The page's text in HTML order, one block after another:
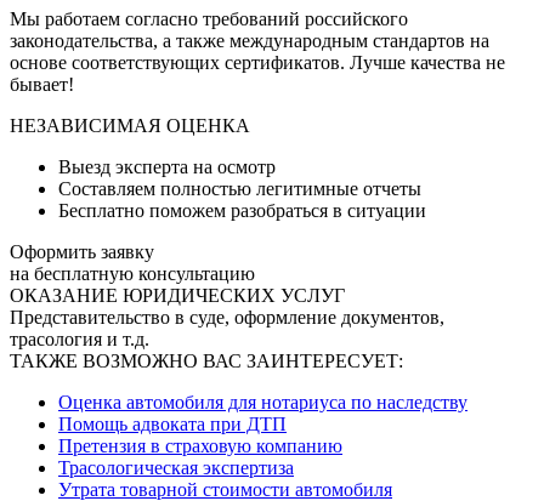
Мы работаем согласно требований российского
законодательства, а также международным стандартов на
основе соответствующих сертификатов. Лучше качества не
бывает!
НЕЗАВИСИМАЯ ОЦЕНКА
Выезд эксперта на осмотр
Составляем полностью легитимные отчеты
Бесплатно поможем разобраться в ситуации
Оформить заявку
на бесплатную консультацию
ОКАЗАНИЕ ЮРИДИЧЕСКИХ УСЛУГ
Представительство в суде, оформление документов,
трасология и т.д.
ТАКЖЕ ВОЗМОЖНО ВАС ЗАИНТЕРЕСУЕТ:
Оценка автомобиля для нотариуса по наследству
Помощь адвоката при ДТП
Претензия в страховую компанию
Трасологическая экспертиза
Утрата товарной стоимости автомобиля